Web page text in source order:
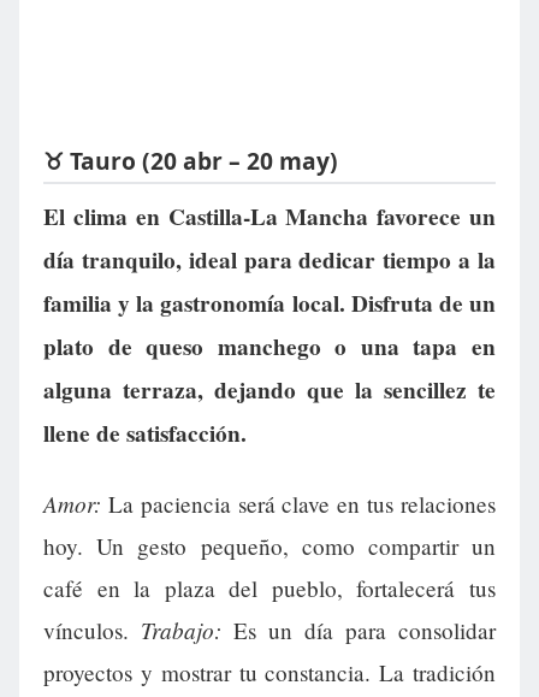
♉ Tauro (20 abr – 20 may)
El clima en Castilla-La Mancha favorece un
día tranquilo, ideal para dedicar tiempo a la
familia y la gastronomía local. Disfruta de un
plato de queso manchego o una tapa en
alguna terraza, dejando que la sencillez te
llene de satisfacción.
Amor: La paciencia será clave en tus relaciones
hoy. Un gesto pequeño, como compartir un
café en la plaza del pueblo, fortalecerá tus
vínculos. Trabajo: Es un día para consolidar
proyectos y mostrar tu constancia. La tradición